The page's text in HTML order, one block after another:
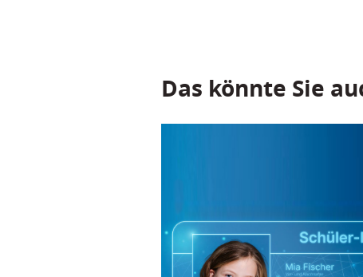
Das könnte Sie